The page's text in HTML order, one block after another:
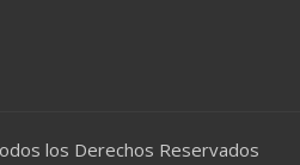
los Derechos Reservados